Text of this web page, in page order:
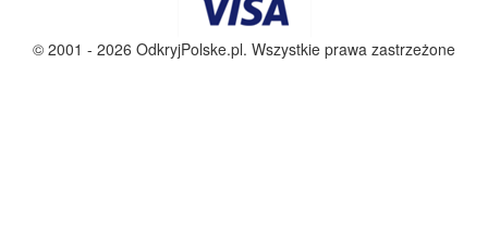
© 2001 - 2026 OdkryjPolske.pl. Wszystkie prawa zastrzeżone